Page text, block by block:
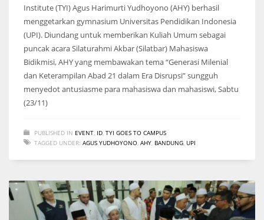
Institute (TYI) Agus Harimurti Yudhoyono (AHY) berhasil
menggetarkan gymnasium Universitas Pendidikan Indonesia
(UPI). Diundang untuk memberikan Kuliah Umum sebagai
puncak acara Silaturahmi Akbar (Silatbar) Mahasiswa
Bidikmisi, AHY yang membawakan tema “Generasi Milenial
dan Keterampilan Abad 21 dalam Era Disrupsi” sungguh
menyedot antusiasme para mahasiswa dan mahasiswi, Sabtu
(23/11)
PUBLISHED IN EVENT ID TYI GOES TO CAMPUS
TAGGED UNDER: AGUS YUDHOYONO AHY BANDUNG UPI